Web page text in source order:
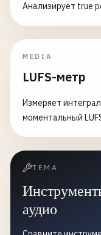
Анализирует true
MEDIA
LUFS-метр
Измеряет
моментальный
ТЕМА
аудио